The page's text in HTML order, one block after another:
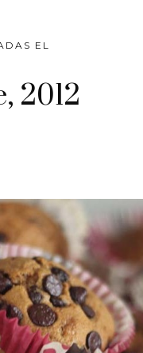
EL
2012